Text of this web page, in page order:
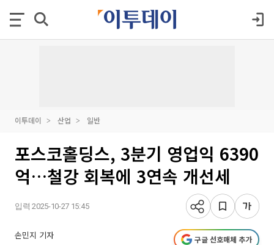
이투데이 산업 일반
포스코홀딩스, 3분기 영업익 6390
억…철강 회복에 3연속 개선세
입력 2025-10-27 15:45
손민지 기자 구글 선호매체 추가